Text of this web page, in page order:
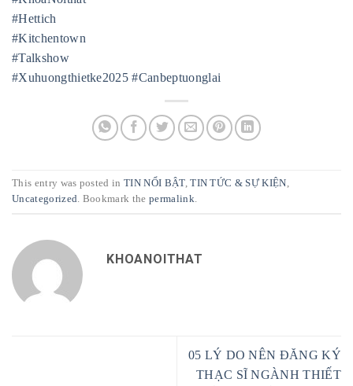
#Hettich
#Kitchentown
#Talkshow
#Xuhuongthietke2025 #Canbeptuonglai
This entry was posted inTIN NỔI BẬT,TIN TỨC & SỰ KIỆN,
Uncategorized. Bookmark the permalink.
KHOANOITHAT
05 LÝ DO NÊN ĐĂNG KÝ
THẠC SĨ NGÀNH THIẾT